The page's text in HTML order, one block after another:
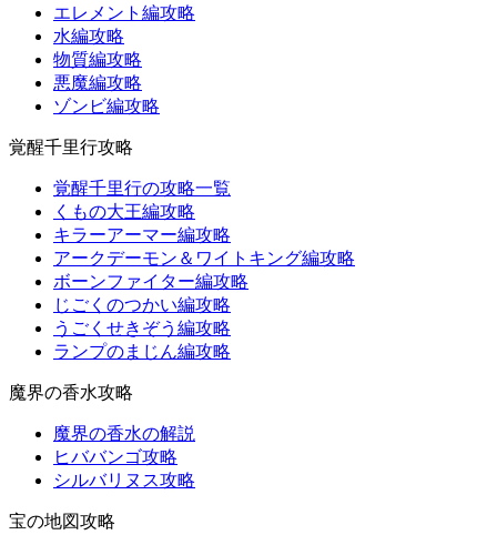
エレメント編攻略
水編攻略
物質編攻略
悪魔編攻略
ゾンビ編攻略
覚醒千里行攻略
覚醒千里行の攻略一覧
くもの大王編攻略
キラーアーマー編攻略
アークデーモン＆ワイトキング編攻略
ボーンファイター編攻略
じごくのつかい編攻略
うごくせきぞう編攻略
ランプのまじん編攻略
魔界の香水攻略
魔界の香水の解説
ヒババンゴ攻略
シルバリヌス攻略
宝の地図攻略